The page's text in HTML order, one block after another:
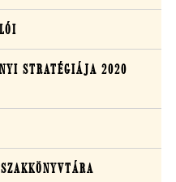
STRATÉGIÁJA 2020